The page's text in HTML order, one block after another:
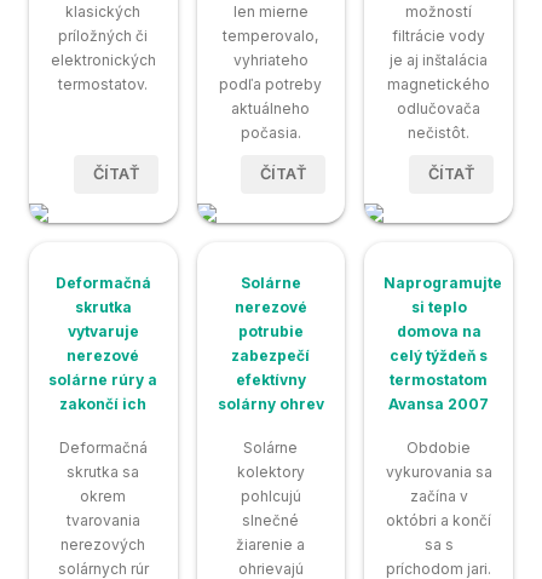
klasických
príložných či
elektronických
termostatov.
ČÍTAŤ
len mierne
temperovalo,
vyhriateho
podľa potreby
aktuálneho
počasia.
ČÍTAŤ
možností
filtrácie vody
je aj inštalácia
magnetického
odlučovača
nečistôt.
ČÍTAŤ
Deformačná
skrutka
vytvaruje
nerezové
solárne rúry a
zakončí ich
Deformačná
skrutka sa
okrem
tvarovania
nerezových
solárnych rúr
Solárne
nerezové
potrubie
zabezpečí
efektívny
solárny ohrev
Solárne
kolektory
pohlcujú
slnečné
žiarenie a
ohrievajú
Naprogramujte
si teplo
domova na
celý týždeň s
termostatom
Avansa 2007
Obdobie
vykurovania sa
začína v
októbri a končí
sa s
príchodom jari.